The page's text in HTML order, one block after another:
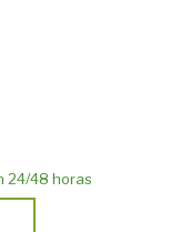
24/48 horas